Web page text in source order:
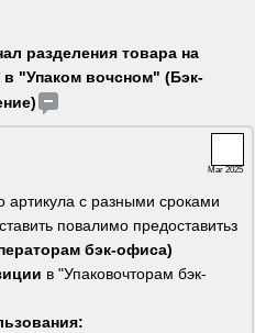
разделения товара на
в "Упаком вочсном" (Бэк-
Mar 2025
артикула с разными сроками
повалимо предоставитьз
бэк-офиса)
в "Упаковочторам бэк-